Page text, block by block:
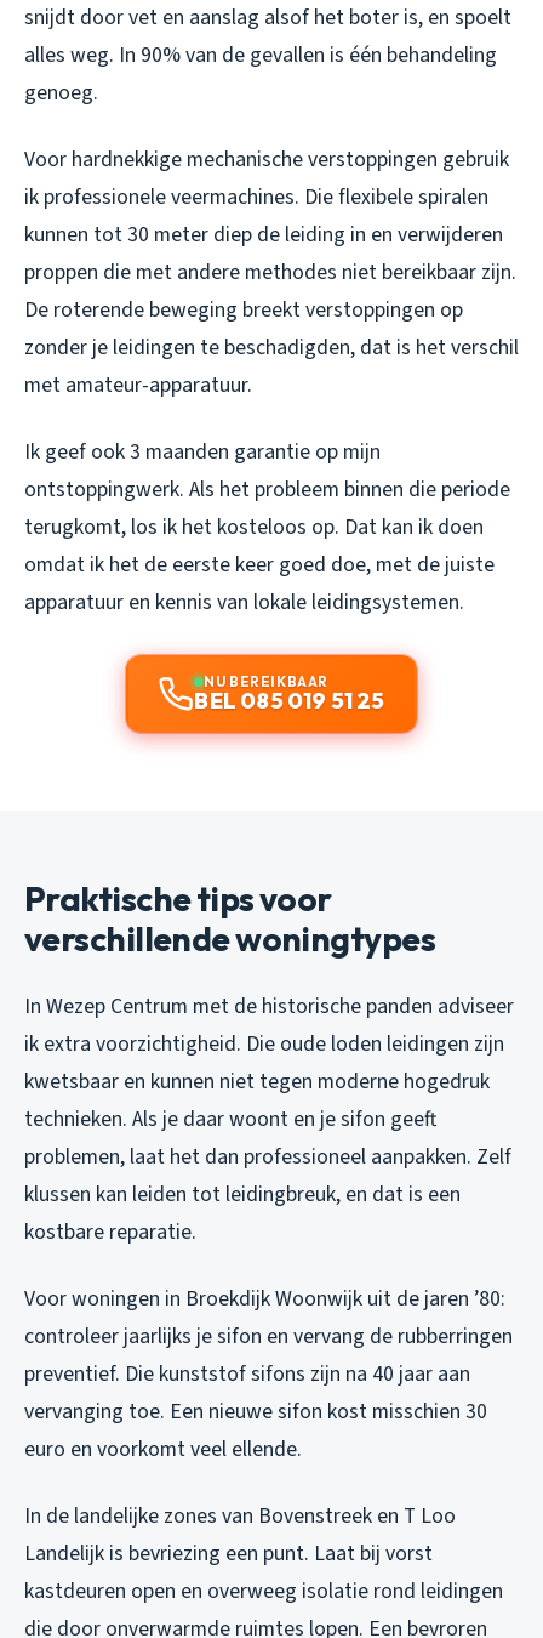
snijdt door vet en aanslag alsof het boter is, en spoelt
alles weg. In 90% van de gevallen is één behandeling
genoeg.
Voor hardnekkige mechanische verstoppingen gebruik
ik professionele veermachines. Die flexibele spiralen
kunnen tot 30 meter diep de leiding in en verwijderen
proppen die met andere methodes niet bereikbaar zijn.
De roterende beweging breekt verstoppingen op
zonder je leidingen te beschadigden, dat is het verschil
met amateur-apparatuur.
Ik geef ook 3 maanden garantie op mijn
ontstoppingwerk. Als het probleem binnen die periode
terugkomt, los ik het kosteloos op. Dat kan ik doen
omdat ik het de eerste keer goed doe, met de juiste
apparatuur en kennis van lokale leidingsystemen.
NU BEREIKBAAR
BEL 085 019 51 25
Praktische tips voor
verschillende woningtypes
In Wezep Centrum met de historische panden adviseer
ik extra voorzichtigheid. Die oude loden leidingen zijn
kwetsbaar en kunnen niet tegen moderne hogedruk
technieken. Als je daar woont en je sifon geeft
problemen, laat het dan professioneel aanpakken. Zelf
klussen kan leiden tot leidingbreuk, en dat is een
kostbare reparatie.
Voor woningen in Broekdijk Woonwijk uit de jaren ’80:
controleer jaarlijks je sifon en vervang de rubberringen
preventief. Die kunststof sifons zijn na 40 jaar aan
vervanging toe. Een nieuwe sifon kost misschien 30
euro en voorkomt veel ellende.
In de landelijke zones van Bovenstreek en T Loo
Landelijk is bevriezing een punt. Laat bij vorst
kastdeuren open en overweeg isolatie rond leidingen
die door onverwarmde ruimtes lopen. Een bevroren